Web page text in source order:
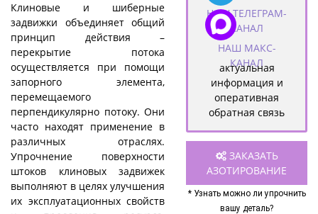
Клиновые и шиберные
задвижки объединяет общий
принцип действия –
перекрытие потока
осуществляется при помощи
запорного элемента,
перемещаемого
перпендикулярно потоку. Они
часто находят применение в
различных отраслях.
Упрочнение поверхности
штоков клиновых задвижек
выполняют в целях улучшения
их эксплуатационных свойств
НАШ ТЕЛЕГРАМ-
КАНАЛ
НАШ МАКС-
КАНАЛ
актуальная
информация и
оперативная
обратная связь
ЗАКАЗАТЬ
АЗОТИРОВАНИЕ
* Узнать можно ли упрочнить
вашу деталь?